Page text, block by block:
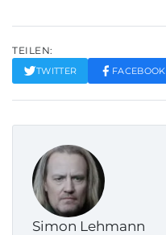
TEILEN:
TWITTER FACEBOOK
Simon Lehmann